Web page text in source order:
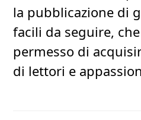
la pubblicazione di
facili da seguire,
permesso di
di lettori e